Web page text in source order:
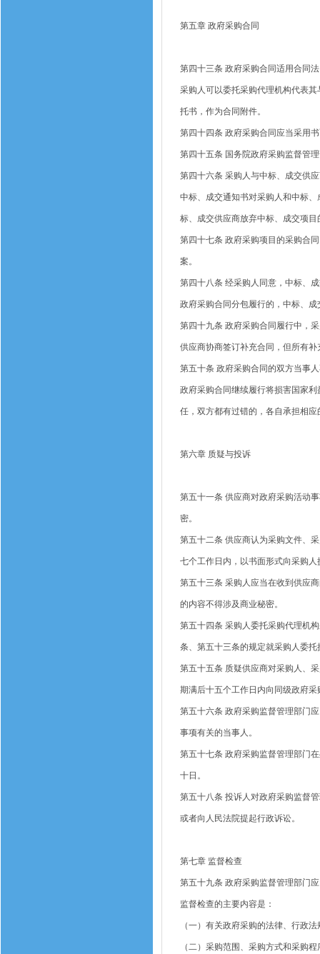
第五章 政府采购合同
第四十三条 政府采购合同适用合同
采购人可以委托采购代理机构代表
托书，作为合同附件。
第四十四条 政府采购合同应当采用
第四十五条 国务院政府采购监督管
第四十六条 采购人与中标、成交供
中标、成交通知书对采购人和中标
标、成交供应商放弃中标、成交项
第四十七条 政府采购项目的采购合
案。
第四十八条 经采购人同意，中标、
政府采购合同分包履行的，中标、
第四十九条 政府采购合同履行中，
供应商协商签订补充合同，但所有
第五十条 政府采购合同的双方当事
政府采购合同继续履行将损害国家
任，双方都有过错的，各自承担相应
第六章 质疑与投诉
第五十一条 供应商对政府采购活动
密。
第五十二条 供应商认为采购文件、
七个工作日内，以书面形式向采购人
第五十三条 采购人应当在收到供应
的内容不得涉及商业秘密。
第五十四条 采购人委托采购代理机
条、第五十三条的规定就采购人委
第五十五条 质疑供应商对采购人、
期满后十五个工作日内向同级政府
第五十六条 政府采购监督管理部门
事项有关的当事人。
第五十七条 政府采购监督管理部门
十日。
第五十八条 投诉人对政府采购监督
或者向人民法院提起行政诉讼。
第七章 监督检查
第五十九条 政府采购监督管理部门
监督检查的主要内容是：
（一）有关政府采购的法律、行政
（二）采购范围、采购方式和采购